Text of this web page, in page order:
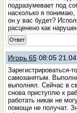
подразумевает под
насколько я понимаю,
он у вас будет?
расценено как
Ответ
Игорь 65 08:05
самозанятым.
выполнял. Сейчас в
снова приступлю к
работать никак не
помощи не получат.